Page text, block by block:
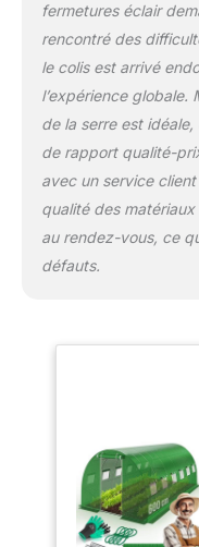
fermetures éclair
rencontré des
le colis est arrivé
l’expérience globale.
de la serre est idéale,
de rapport qualité-
avec un service
qualité des
au rendez-vous, ce
défauts.